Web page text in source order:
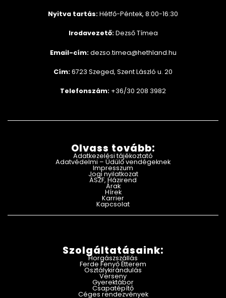
Nyitva tartás:Hétfő-Péntek, 8:00-16:30
Irodavezető:Dezső Tímea
Email-cím: dezso.timea@hethland.hu
Cím:6723 Szeged, Szent László u. 20
Telefonszám: +36/30 208 3982
Olvass tovább:
Adatkezelési tájékoztató
Adatvédelmi – Üdülő vendégeknek
Impresszum
Jogi nyilatkozat
ÁSZF, Házirend
Árak
Hírek
Karrier
Kapcsolat
Szolgáltatásaink:
Horgászszállás
Ferde Fenyő Étterem
Osztálykirándulás
Verseny
Gyerektábor
Csapatépítő
Céges rendezvények